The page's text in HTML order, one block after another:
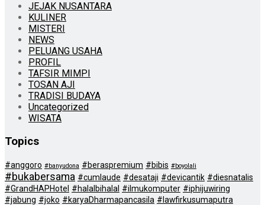
JEJAK NUSANTARA
KULINER
MISTERI
NEWS
PELUANG USAHA
PROFIL
TAFSIR MIMPI
TOSAN AJI
TRADISI BUDAYA
Uncategorized
WISATA
Topics
#anggoro #banyudona #beraspremium #bibis #boyolali
#bukabersama #cumlaude #desataji #devicantik #diesnatalis
#GrandHAPHotel #halalbihalal #ilmukomputer #iphijuwiring
#jabung #joko #karyaDharmapancasila #lawfirkusumaputra